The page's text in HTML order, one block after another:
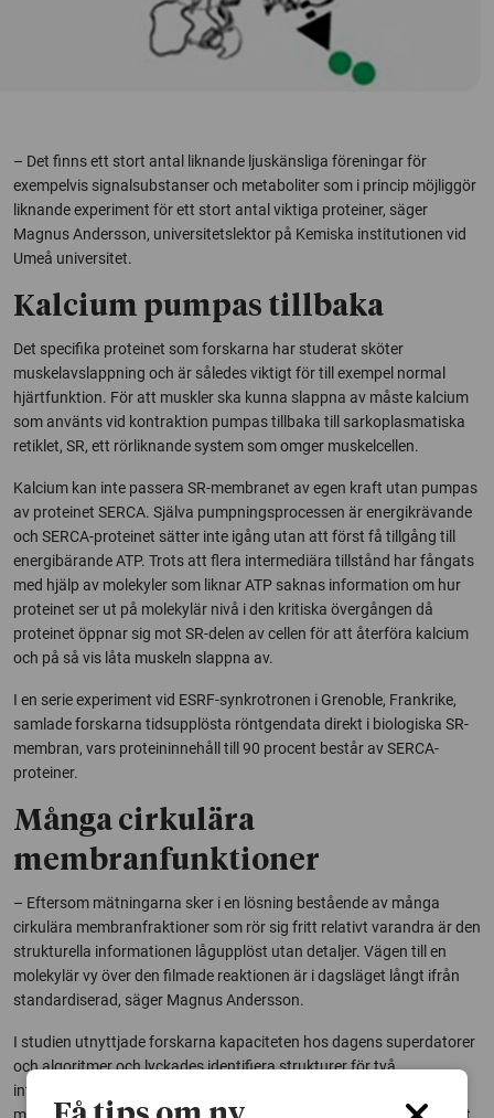
– Det finns ett stort antal liknande ljuskänsliga föreningar för
exempelvis signalsubstanser och metaboliter som i princip möjliggör
liknande experiment för ett stort antal viktiga proteiner, säger
Magnus Andersson, universitetslektor på Kemiska institutionen vid
Umeå universitet.
Kalcium pumpas tillbaka
Det specifika proteinet som forskarna har studerat sköter
muskelavslappning och är således viktigt för till exempel normal
hjärtfunktion. För att muskler ska kunna slappna av måste kalcium
som använts vid kontraktion pumpas tillbaka till sarkoplasmatiska
retiklet, SR, ett rörliknande system som omger muskelcellen.
Kalcium kan inte passera SR-membranet av egen kraft utan pumpas
av proteinet SERCA. Själva pumpningsprocessen är energikrävande
och SERCA-proteinet sätter inte igång utan att först få tillgång till
energibärande ATP. Trots att flera intermediära tillstånd har fångats
med hjälp av molekyler som liknar ATP saknas information om hur
proteinet ser ut på molekylär nivå i den kritiska övergången då
proteinet öppnar sig mot SR-delen av cellen för att återföra kalcium
och på så vis låta muskeln slappna av.
I en serie experiment vid ESRF-synkrotronen i Grenoble, Frankrike,
samlade forskarna tidsupplösta röntgendata direkt i biologiska SR-
membran, vars proteininnehåll till 90 procent består av SERCA-
proteiner.
Många cirkulära
membranfunktioner
– Eftersom mätningarna sker i en lösning bestående av många
cirkulära membranfraktioner som rör sig fritt relativt varandra är den
strukturella informationen lågupplöst utan detaljer. Vägen till en
molekylär vy över den filmade reaktionen är i dagsläget långt ifrån
standardiserad, säger Magnus Andersson.
I studien utnyttjade forskarna kapaciteten hos dagens superdatorer
och algoritmer och lyckades identifiera strukturer för två
intermediära SERCA-tillstånd. I det först bildade tillståndet vid 1.5